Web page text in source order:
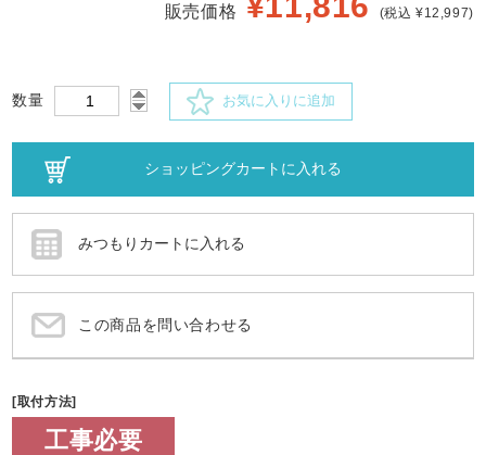
販売価格 (税込 ¥12,997)
数量 お気に入りに追加
この商品を問い合わせる
[取付方法]
工事必要